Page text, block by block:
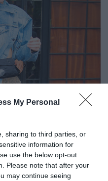
My Personal
sharing to third parties, or
information for
use the below opt-out
Please note that after your
may continue seeing